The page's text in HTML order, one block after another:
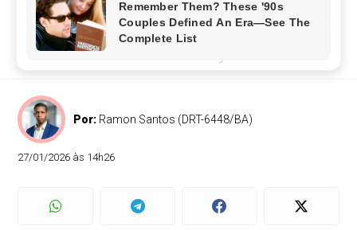
Participação da banda foi confirmada pelo cantor
Jhosy, da Prate Chica, e promete agitar o Bonfim
Por: Ramon Santos (DRT-6448/BA)
27/01/2026 às 14h26